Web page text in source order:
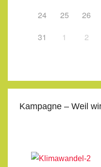
24
25 26
31
1 2
Kampagne – Weil